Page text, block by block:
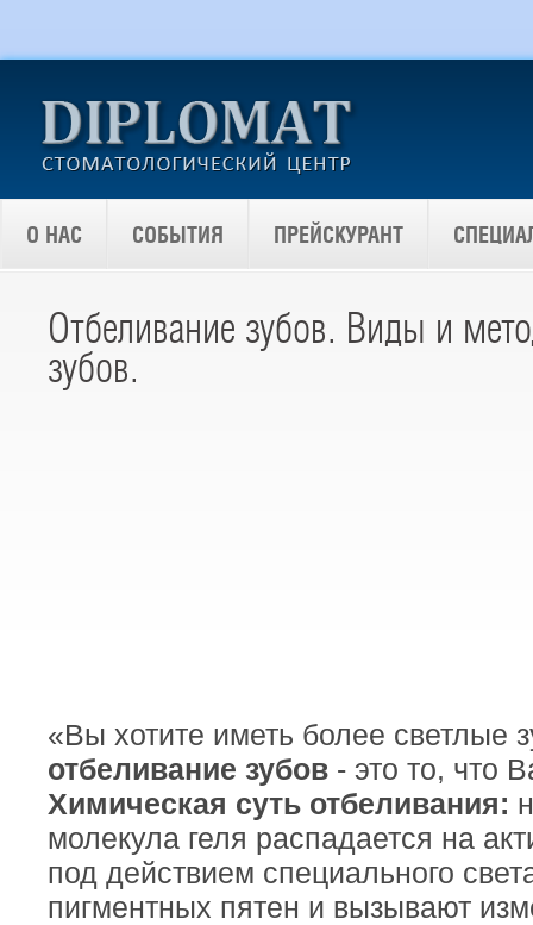
О НАС СОБЫТИЯ ПРЕЙСКУРАНТ
Отбеливание зубов. Виды и
зубов.
«Вы хотите иметь более светлые
отбеливание зубов - это то, что
Химическая суть отбеливания:
молекула геля распадается на
под действием специального
пигментных пятен и вызывают